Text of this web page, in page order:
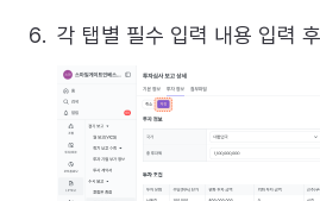
각 탭별 필수 입력 내용 입력